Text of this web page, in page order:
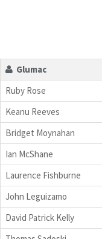
Glumac
Ruby Rose
Keanu Reeves
Bridget Moynahan
Ian McShane
Laurence Fishburne
John Leguizamo
David Patrick Kelly